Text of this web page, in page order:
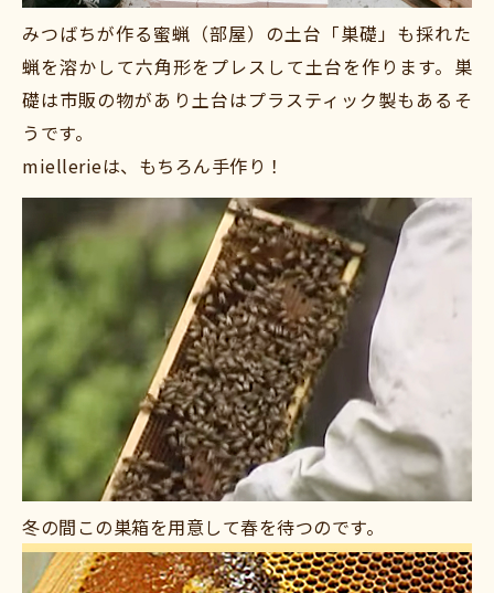
みつばちが作る蜜蝋（部屋）の土台「巣礎」も採れた
蝋を溶かして六角形をプレスして土台を作ります。巣
礎は市販の物があり土台はプラスティック製もあるそ
うです。
miellerieは、もちろん手作り！
冬の間この巣箱を用意して春を待つのです。